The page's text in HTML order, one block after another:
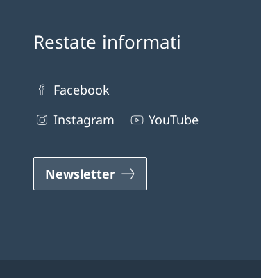
Restate informati
Facebook
Instagram
YouTube
Newsletter